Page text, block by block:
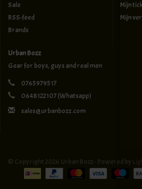
Sale
RSS-feed
Brands
Mijn
Mijn
Urban Bozz
Gear for boys, guys and real men
0765979517
0648122107(Whatsapp)
sales@urbanbozz.com
© Copyright 2026 Urban Bozz - Powered by